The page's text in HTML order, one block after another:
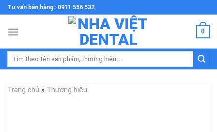
Skip
to
content
Tư vấn bán hàng : 0911 556 532
0
Tìm
Trang chủ » Thương hiệu